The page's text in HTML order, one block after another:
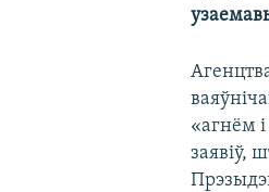
«агнём
заявіў,